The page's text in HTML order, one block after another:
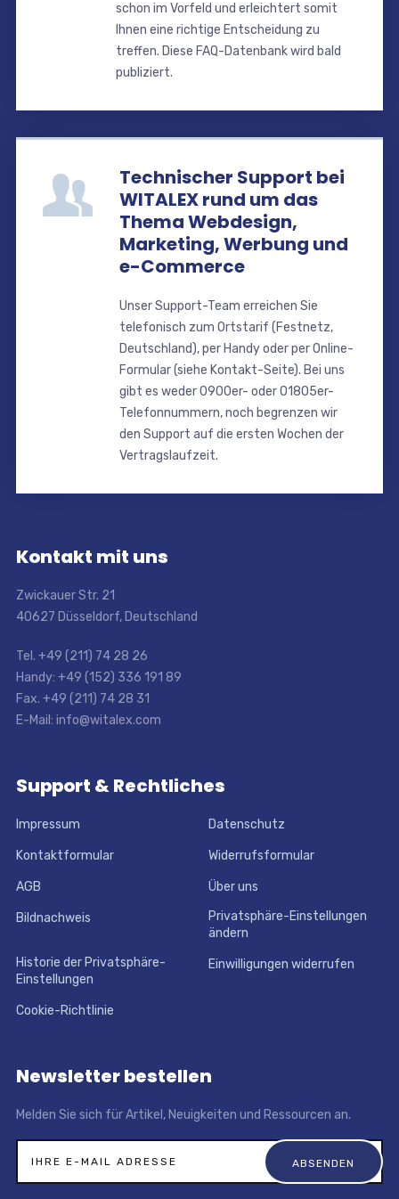
schon im Vorfeld und erleichtert somit
Ihnen eine richtige Entscheidung zu
treffen. Diese FAQ-Datenbank wird bald
publiziert.
Technischer Support bei
WITALEX rund um das
Thema Webdesign,
Marketing, Werbung und
e-Commerce
Unser Support-Team erreichen Sie
telefonisch zum Ortstarif (Festnetz,
Deutschland), per Handy oder per Online-
Formular (siehe Kontakt-Seite). Bei uns
gibt es weder 0900er- oder 01805er-
Telefonnummern, noch begrenzen wir
den Support auf die ersten Wochen der
Vertragslaufzeit.
Kontakt mit uns
Zwickauer Str. 21
40627 Düsseldorf, Deutschland
Tel. +49 (211) 74 28 26
Handy: +49 (152) 336 191 89
Fax. +49 (211) 74 28 31
E-Mail: info@witalex.com
Support & Rechtliches
Impressum Datenschutz
Kontaktformular Widerrufsformular
AGB Über uns
Bildnachweis
Privatsphäre-Einstellungen
ändern
Historie der Privatsphäre-
Einstellungen
Einwilligungen widerrufen
Cookie-Richtlinie
Newsletter bestellen
Melden Sie sich für Artikel, Neuigkeiten und Ressourcen an.